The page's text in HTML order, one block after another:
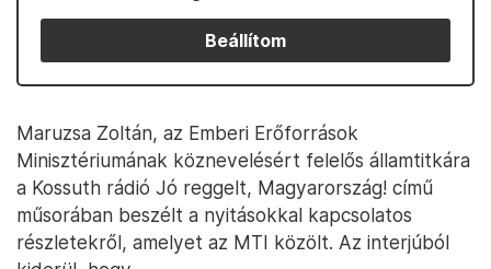
Beállítom
Maruzsa Zoltán, az Emberi Erőforrások
Minisztériumának köznevelésért felelős államtitkára
a Kossuth rádió Jó reggelt, Magyarország! című
műsorában beszélt a nyitásokkal kapcsolatos
részletekről, amelyet az MTI közölt. Az interjúból